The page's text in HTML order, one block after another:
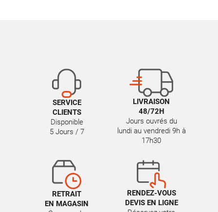
SERVICE
CLIENTS
Disponible
5 Jours / 7
LIVRAISON
48/72H
Jours ouvrés du
lundi au vendredi 9h à
17h30
RETRAIT
EN MAGASIN
RENDEZ-VOUS
DEVIS EN LIGNE